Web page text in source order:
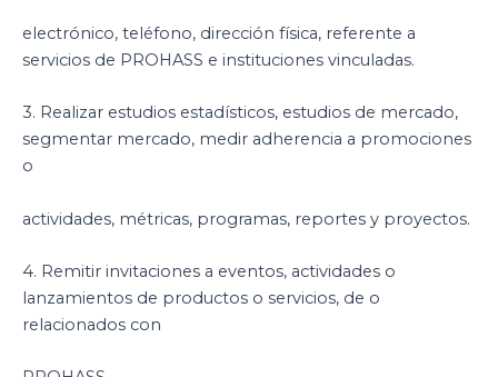
electrónico, teléfono, dirección física, referente a
servicios de PROHASS e instituciones vinculadas.
3. Realizar estudios estadísticos, estudios de mercado,
segmentar mercado, medir adherencia a promociones
o
actividades, métricas, programas, reportes y proyectos.
4. Remitir invitaciones a eventos, actividades o
lanzamientos de productos o servicios, de o
relacionados con